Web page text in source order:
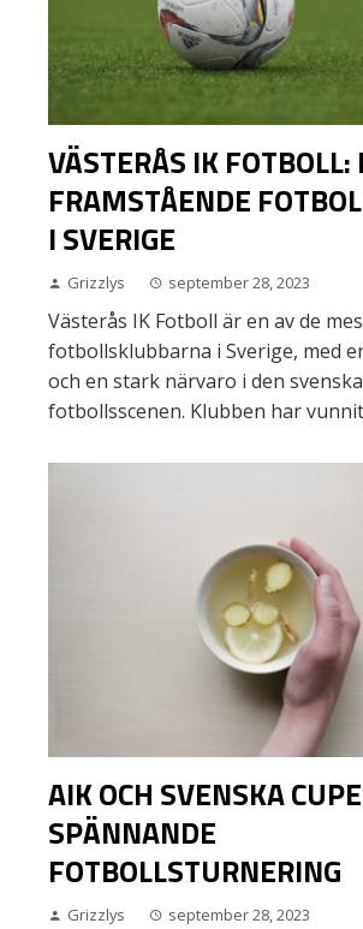
VÄSTERÅS IK FOTBOLL:
FRAMSTÅENDE
I SVERIGE
Grizzlys september 28, 2023
Västerås IK Fotboll är en av de
fotbollsklubbarna i Sverige, med
och en stark närvaro i den svenska
fotbollsscenen. Klubben har
AIK OCH SVENSKA
SPÄNNANDE
FOTBOLLSTURNERING
Grizzlys september 28, 2023